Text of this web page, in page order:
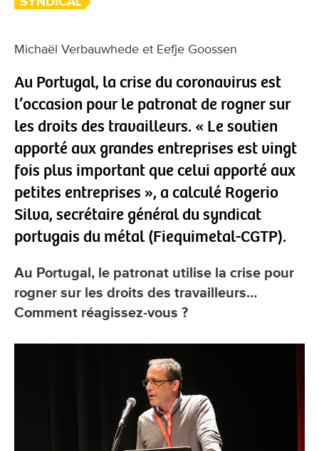
Michaël Verbauwhede et Eefje Goossen
Au Portugal, la crise du coronavirus est
l’occasion pour le patronat de rogner sur
les droits des travailleurs. « Le soutien
apporté aux grandes entreprises est vingt
fois plus important que celui apporté aux
petites entreprises », a calculé Rogerio
Silva, secrétaire général du syndicat
portugais du métal (Fiequimetal-CGTP).
Au Portugal, le patronat utilise la crise pour
rogner sur les droits des travailleurs…
Comment réagissez-vous ?